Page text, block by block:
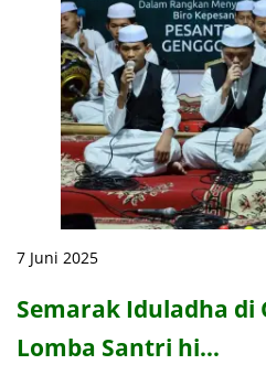
7 Juni 2025
Semarak Iduladha di
Lomba Santri hi…